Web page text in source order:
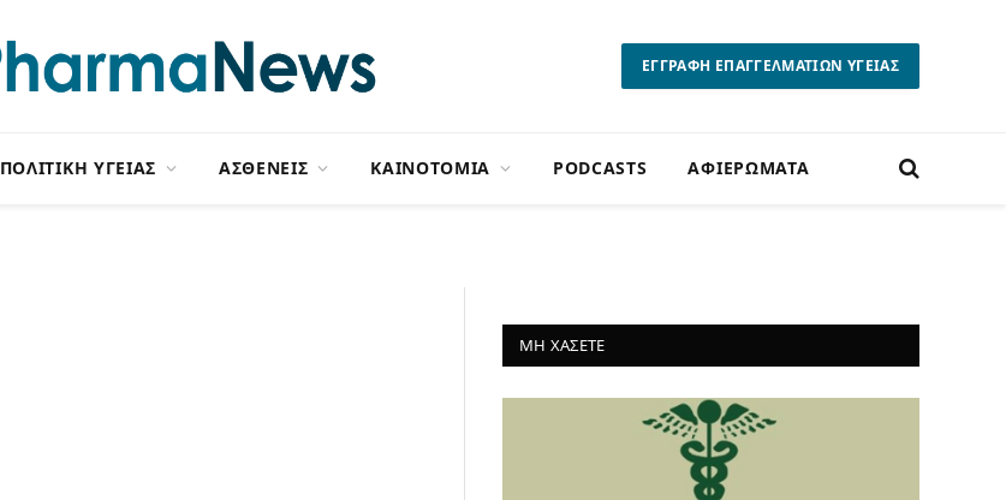
ΕΓΓΡΑΦΗ ΕΠΑΓΓΕΛΜΑΤΙΩΝ ΥΓΕΙΑΣ
ΠΟΛΙΤΙΚΗ ΥΓΕΙΑΣ ΑΣΘΕΝΕΙΣ ΚΑΙΝΟΤΟΜΙΑ PODCASTS ΑΦΙΕΡΩΜΑΤΑ
ΜΗ ΧΑΣΕΤΕ